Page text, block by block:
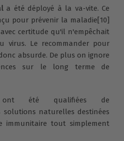
a été déployé à la va-vite. Ce
pour prévenir la maladie[10]
certitude qu'il n'empêchait
virus. Le recommander pour
absurde. De plus on ignore
sur le long terme de
été qualifiées de
solutions naturelles destinées
immunitaire tout simplement